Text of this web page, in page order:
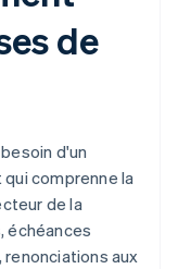
de
d'un
comprenne la
de la
échéances
aux